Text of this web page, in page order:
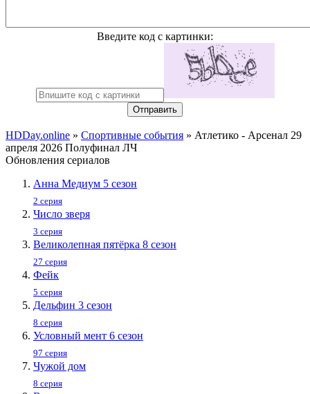
Введите код с картинки:
Отправить
HDDay.online » Спортивные события » Атлетико - Арсенал 29
апреля 2026 Полуфинал ЛЧ
Обновления сериалов
Анна Медиум 5 сезон
2 серия
Число зверя
3 серия
Великолепная пятёрка 8 сезон
27 серия
Фейк
5 серия
Дельфин 3 сезон
8 серия
Условный мент 6 сезон
97 серия
Чужой дом
8 серия